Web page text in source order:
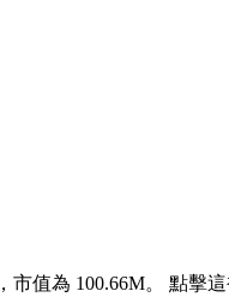
市值為 100.66M。 點擊